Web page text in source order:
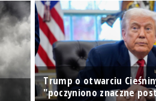
Trump o otwarciu
"poczyniono znaczne